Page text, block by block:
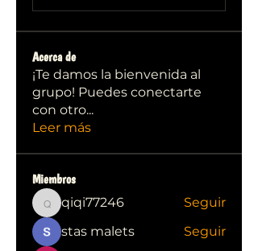
Acerca de
¡Te damos la bienvenida al
grupo! Puedes conectarte
con otro...
Leer más
Miembros
qiqi77246
qiqi77246
Seguir
stas malets
Seguir